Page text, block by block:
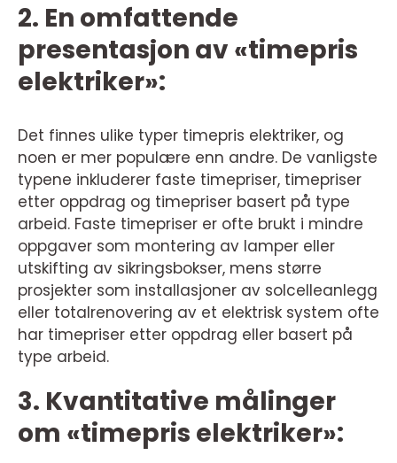
2. En omfattende
presentasjon av «timepris
elektriker»:
Det finnes ulike typer timepris elektriker, og
noen er mer populære enn andre. De vanligste
typene inkluderer faste timepriser, timepriser
etter oppdrag og timepriser basert på type
arbeid. Faste timepriser er ofte brukt i mindre
oppgaver som montering av lamper eller
utskifting av sikringsbokser, mens større
prosjekter som installasjoner av solcelleanlegg
eller totalrenovering av et elektrisk system ofte
har timepriser etter oppdrag eller basert på
type arbeid.
3. Kvantitative målinger
om «timepris elektriker»: